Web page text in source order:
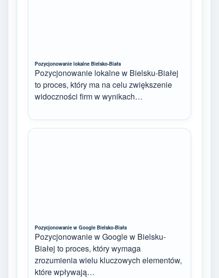
Pozycjonowanie lokalne Bielsko-Biała
Pozycjonowanie lokalne w Bielsku-Białej
to proces, który ma na celu zwiększenie
widoczności firm w wynikach…
Pozycjonowanie w Google Bielsko-Biała
Pozycjonowanie w Google w Bielsku-
Białej to proces, który wymaga
zrozumienia wielu kluczowych elementów,
które wpływają…